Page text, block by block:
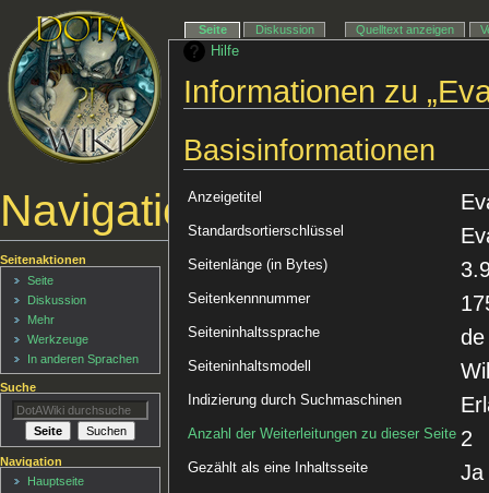
Hilfe
Informationen zu
Basisinformationen
Anzeigetitel
Standardsortierschlüssel
Seitenlänge (in Bytes)
Seitenkennnummer
Seiteninhaltssprache
Seiteninhaltsmodell
Indizierung durch Suchmaschinen
Anzahl der Weiterleitungen zu dieser Seite 2
Gezählt als eine Inhaltsseite Ja
Navigationsmenü
Seite Diskussion Quelltext anzeigen
Seitenaktionen
Seite
Diskussion
Mehr
Werkzeuge
In anderen Sprachen
Suche
Navigation
Hauptseite